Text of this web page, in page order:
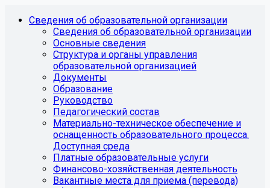
Сведения об образовательной организации
Сведения об образовательной организации
Основные сведения
Структура и органы управления
образовательной организацией
Документы
Образование
Руководство
Педагогический состав
Материально-техническое обеспечение и
оснащенность образовательного процесса.
Доступная среда
Платные образовательные услуги
Финансово-хозяйственная деятельность
Вакантные места для приема (перевода)